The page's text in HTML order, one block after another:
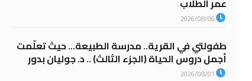
عمر الطلاب
2026/08/06
طفولتي في القرية.. مدرسة الطبيعة… حيث تعلّمت
أجمل دروس الحياة (الجزء الثالث) .. د. جوليان بدور
2026/08/01